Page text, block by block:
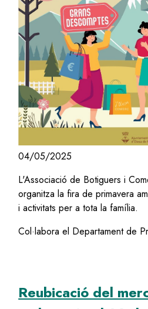
04/05/2025
L'Associació de Botiguers i
organitza la fira de primavera
i activitats per a tota la família.
Col·labora el Departament de
Reubicació del